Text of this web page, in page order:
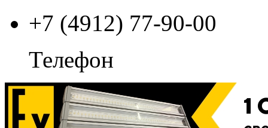
+7 (4912) 77-90-00
Телефон